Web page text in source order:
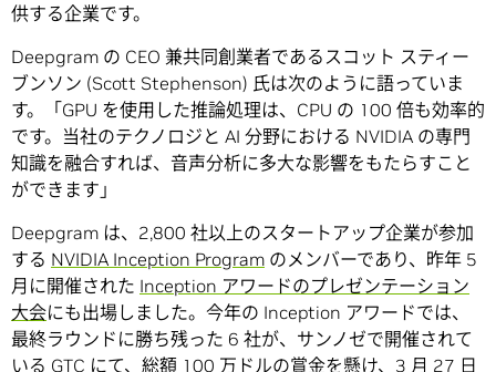
供する企業です。
Deepgram の CEO 兼共同創業者であるスコット スティー
ブンソン (Scott Stephenson) 氏は次のように語っていま
す。「GPU を使用した推論処理は、CPU の 100 倍も効率的
です。当社のテクノロジと AI 分野における NVIDIA の専門
知識を融合すれば、音声分析に多大な影響をもたらすこと
ができます」
Deepgram は、2,800 社以上のスタートアップ企業が参加
する NVIDIA Inception Program のメンバーであり、昨年 5
月に開催された Inception アワードのプレゼンテーション
大会にも出場しました。今年の Inception アワードでは、
最終ラウンドに勝ち残った 6 社が、サンノゼで開催されて
いる GTC にて、総額 100 万ドルの賞金を懸け、3 月 27 日